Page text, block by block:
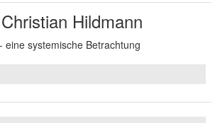
Hildmann
eine systemische Betrachtung